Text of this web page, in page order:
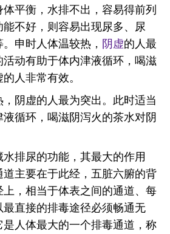
平衡，水排不出，容易得前列
不好，则容易出现尿多、尿
申时人体温较热， 阴虚的人最
动有助于体内津液循环，喝滋
人非常有效。
阴虚的人最为突出。此时适当
循环，喝滋阴泻火的茶水对阴
排尿的功能，其最大的作用
主要在于此经，五脏六腑的背
，相当于体表之间的通道、每
直接的排毒途径必须畅通无
人体最大的一个排毒通道，称